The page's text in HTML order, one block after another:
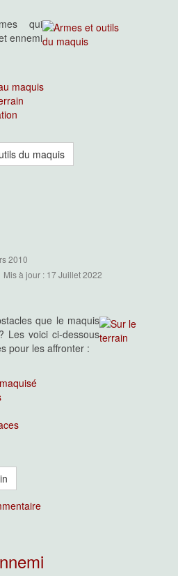
qui
ennemi
maquis
du maquis
2010
Mis à jour : 17 Juillet 2022
que le maquis
Les voici ci-dessous
pour les affronter :